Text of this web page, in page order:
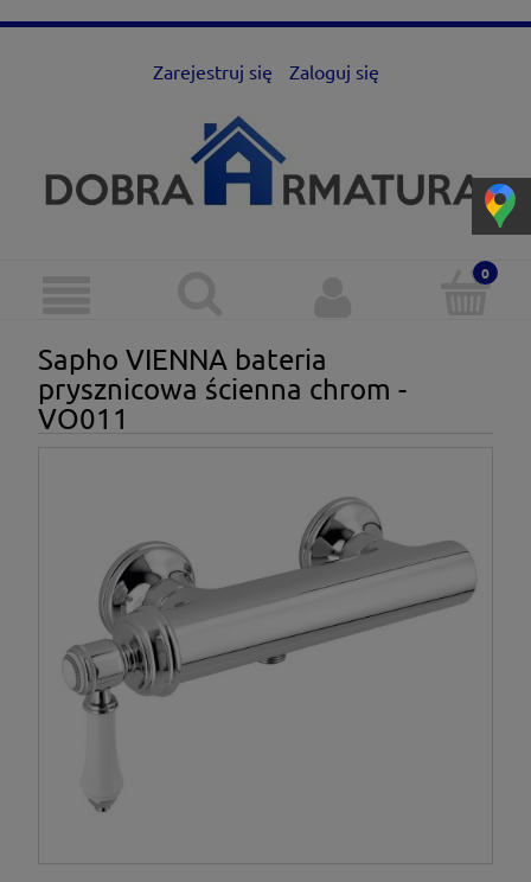
Zarejestruj się Zaloguj się
Sapho VIENNA bateria
prysznicowa ścienna chrom -
VO011